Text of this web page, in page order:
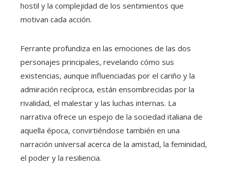
hostil y la complejidad de los sentimientos que
motivan cada acción.
Ferrante profundiza en las emociones de las dos
personajes principales, revelando cómo sus
existencias, aunque influenciadas por el cariño y la
admiración recíproca, están ensombrecidas por la
rivalidad, el malestar y las luchas internas. La
narrativa ofrece un espejo de la sociedad italiana de
aquella época, convirtiéndose también en una
narración universal acerca de la amistad, la feminidad,
el poder y la resiliencia.